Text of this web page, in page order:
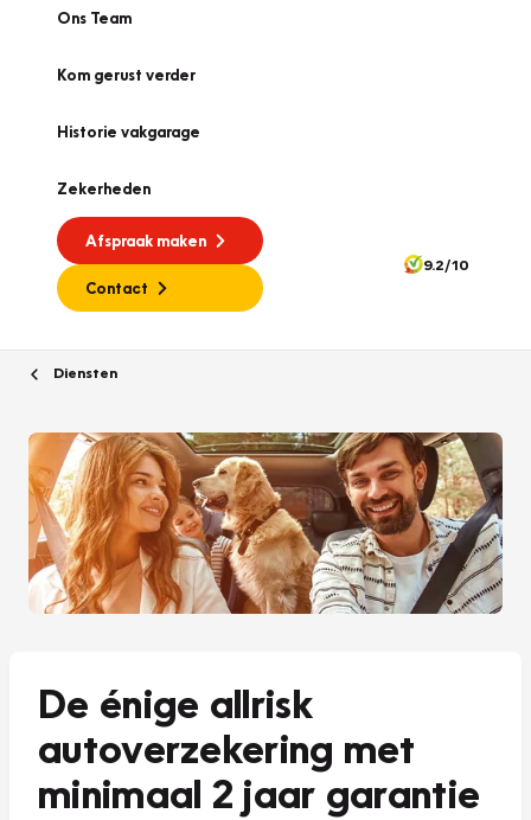
Ons Team
Kom gerust verder
Historie vakgarage
Zekerheden
Afspraak maken
Contact
9.2/10
Diensten
De énige allrisk
autoverzekering met
minimaal 2 jaar garantie